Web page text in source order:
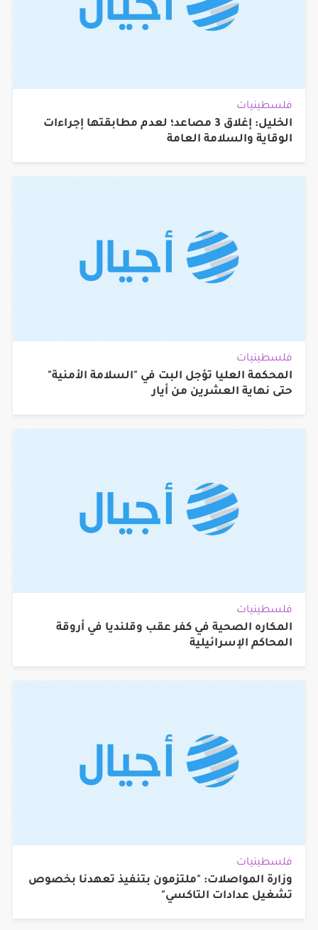
فلسطينيات
الخليل: إغلاق 3 مصاعد؛ لعدم مطابقتها إجراءات
الوقاية والسلامة العامة
فلسطينيات
المحكمة العليا تؤجل البت في "السلامة الأمنية"
حتى نهاية العشرين من أيار
فلسطينيات
المكاره الصحية في كفر عقب وقلنديا في أروقة
المحاكم الإسرائيلية
فلسطينيات
وزارة المواصلات: "ملتزمون بتنفيذ تعهدنا بخصوص
تشغيل عدادات التاكسي"